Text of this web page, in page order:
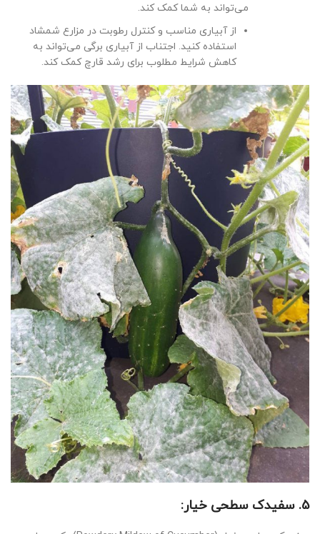
می‌تواند به شما کمک کند.
از آبیاری مناسب و کنترل رطوبت در مزارع شمشاد
استفاده کنید. اجتناب از آبیاری برگی می‌تواند به
کاهش شرایط مطلوب برای رشد قارچ کمک کند.
5. سفیدک سطحی خیار: